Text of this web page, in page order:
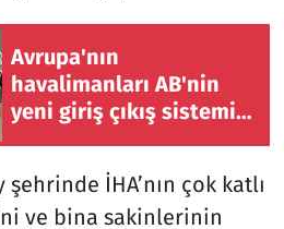
Avrupa'nın
havalimanları AB'nin
yeni giriş çıkış sistemini
devre dışı bırakıyor
İHA’nın çok katlı
ve bina sakinlerinin